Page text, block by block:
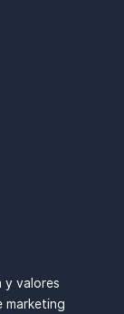
y valores
marketing